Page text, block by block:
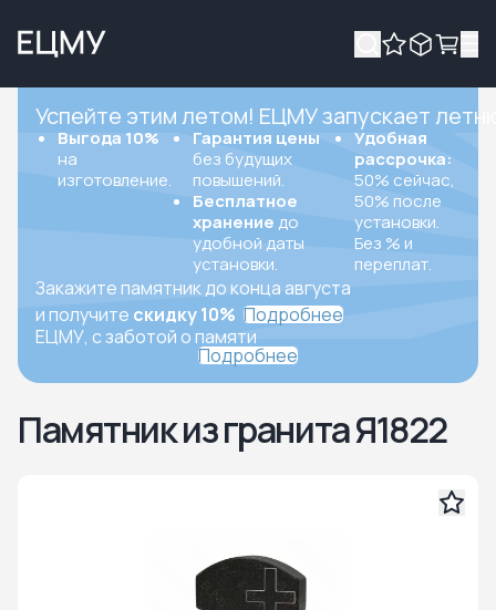
Успейте этим летом! ЕЦМУ запускает
Выгода 10%
на
изготовление.
Гарантия цены
без будущих
повышений.
Бесплатное
хранение до
удобной даты
установки.
Удобная
рассрочка:
50% сейчас,
50% после
установки.
Без % и
переплат.
Закажите памятник до конца августа
и получите скидку 10% Подробнее
ЕЦМУ, с заботой о памяти
Подробнее
Памятник из гранита Я1822